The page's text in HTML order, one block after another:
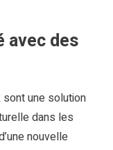
avec des
sont une solution
dans les
nouvelle